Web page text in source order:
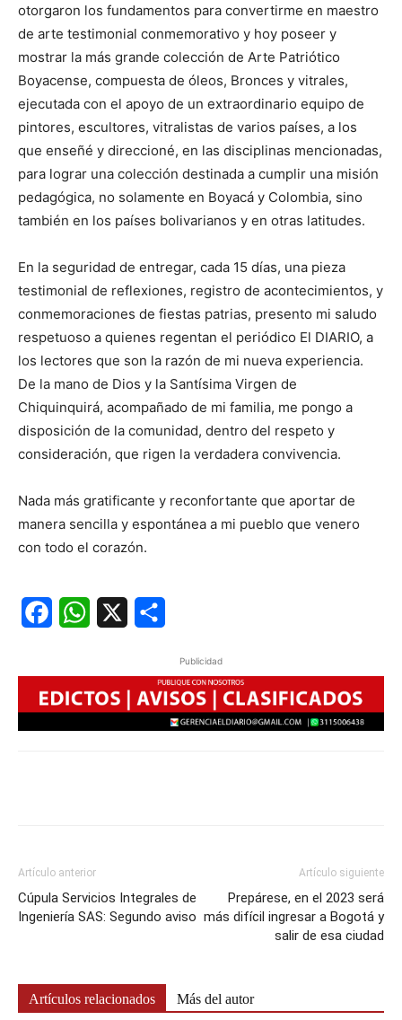
otorgaron los fundamentos para convertirme en maestro
de arte testimonial conmemorativo y hoy poseer y
mostrar la más grande colección de Arte Patriótico
Boyacense, compuesta de óleos, Bronces y vitrales,
ejecutada con el apoyo de un extraordinario equipo de
pintores, escultores, vitralistas de varios países, a los
que enseñé y direccioné, en las disciplinas mencionadas,
para lograr una colección destinada a cumplir una misión
pedagógica, no solamente en Boyacá y Colombia, sino
también en los países bolivarianos y en otras latitudes.
En la seguridad de entregar, cada 15 días, una pieza
testimonial de reflexiones, registro de acontecimientos, y
conmemoraciones de fiestas patrias, presento mi saludo
respetuoso a quienes regentan el periódico El DIARIO, a
los lectores que son la razón de mi nueva experiencia.
De la mano de Dios y la Santísima Virgen de
Chiquinquirá, acompañado de mi familia, me pongo a
disposición de la comunidad, dentro del respeto y
consideración, que rigen la verdadera convivencia.
Nada más gratificante y reconfortante que aportar de
manera sencilla y espontánea a mi pueblo que venero
con todo el corazón.
FacebookWhatsApp
Publicidad
Artículo anterior
Cúpula Servicios Integrales de
Ingeniería SAS: Segundo aviso
Artículo siguiente
Prepárese, en el 2023 será
más difícil ingresar a Bogotá y
salir de esa ciudad
Artículos relacionados Más del autor